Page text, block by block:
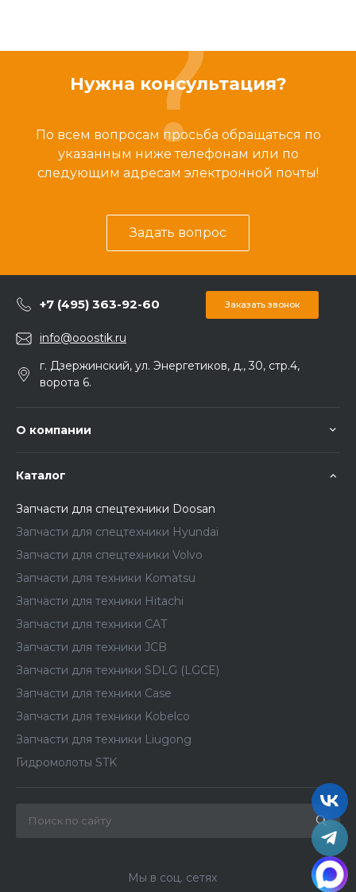
Нужна консультация?
По всем вопросам просьба обращаться по
указанным ниже телефонам или по
следующим адресам электронной почты!
Задать вопрос
+7 (495) 363-92-60 Заказать звонок
info@ooostik.ru
г. Дзержинский, ул. Энергетиков, д., 30, стр.4,
ворота 6.
О компании
Каталог
Запчасти для спецтехники Doosan
Запчасти для спецтехники Hyundai
Запчасти для спецтехники Volvo
Запчасти для техники Komatsu
Запчасти для техники Hitachi
Запчасти для техники CAT
Запчасти для техники JCB
Запчасти для техники SDLG (LGCE)
Запчасти для техники Case
Запчасти для техники Kobelco
Запчасти для техники Liugong
Гидромолоты STK
Мы в соц. сетях